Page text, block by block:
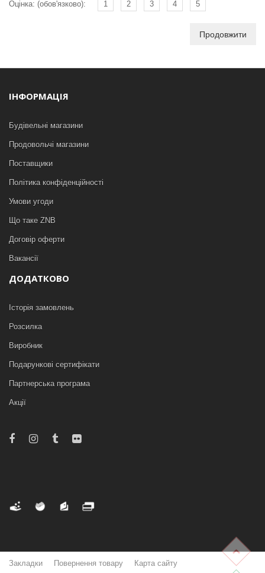
Оцінка: (обов'язково): 1 2 3 4 5
Продовжити
ІНФОРМАЦІЯ
Будівельні магазини
Продовольчі магазини
Поставщики
Політика конфіденційності
Умови угоди
Що таке ZNB
Договір оферти
Вакансії
ДОДАТКОВО
Історія замовлень
Розсилка
Виробник
Подарункові сертифікати
Партнерська програма
Акції
Закладки Повернення товару Карта сайту